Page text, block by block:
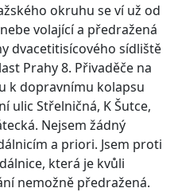
okruhu se ví už od
volající a předražená
dvacetitisícového sídliště
Prahy 8. Přivaděče na
k dopravnímu kolapsu
ulic Střelničná, K Šutce,
Nejsem žádný
a priori. Jsem proti
která je kvůli
nemožně předražená.